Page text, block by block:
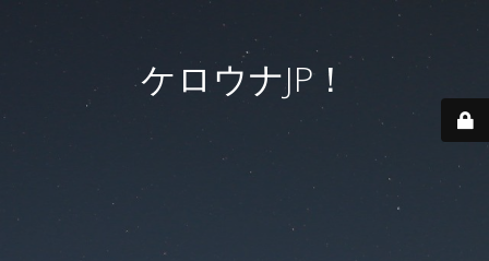
ケロウナJP！